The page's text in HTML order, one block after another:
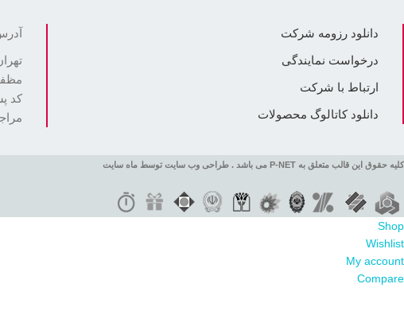
مظفر
کد پستی
دانلود رزومه شرکت
درخواست نمایندگی
ارتباط با شرکت
دانلود کاتالوگ محصولات
کلیه حقوق این قالب متعلق به P-NET می باشد . طراحی وب سایت توسط ماه سایت
Shop
Wishlist
My account
Compare